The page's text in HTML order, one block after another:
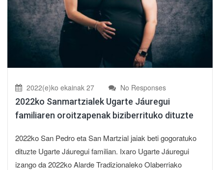
2022(e)ko ekainak 27 No Responses
2022ko Sanmartzialek Ugarte Jáuregui
familiaren oroitzapenak biziberrituko dituzte
2022ko San Pedro eta San Martzial jaiak beti gogoratuko
dituzte Ugarte Jáuregui familian. Ixaro Ugarte Jáuregui
izango da 2022ko Alarde Tradizionaleko Olaberriako